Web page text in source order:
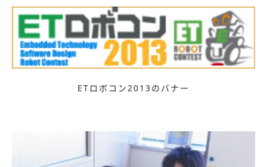
ETロボコン2013のバナー